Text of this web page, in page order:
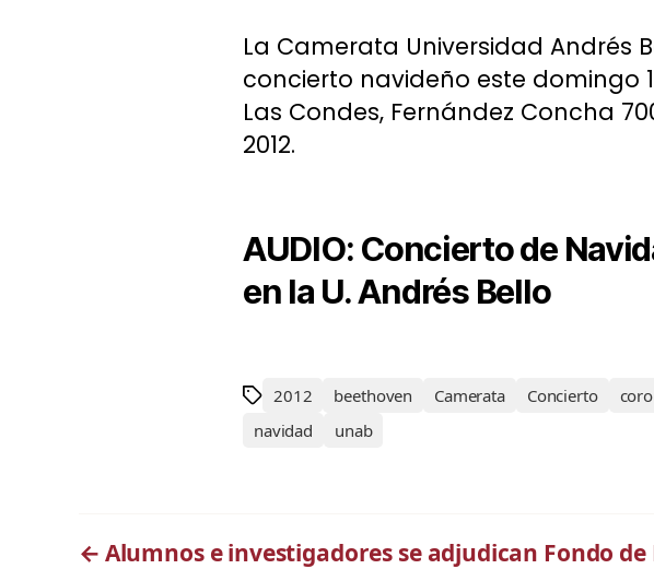
La Camerata Universidad Andrés
concierto navideño este domingo
Las Condes, Fernández Concha
2012.
AUDIO: Concierto de
en la U. Andrés Bello
2012 beethoven Camerata Concierto
coro
navidad
unab
← Alumnos e investigadores se adjudican Fondo